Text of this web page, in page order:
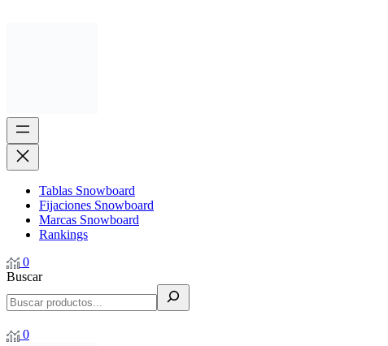
Tablas Snowboard
Fijaciones Snowboard
Marcas Snowboard
Rankings
0
Buscar
0